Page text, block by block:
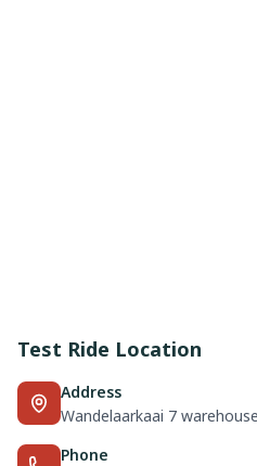
Test Ride Location
Address
Wandelaarkaai 7
Phone